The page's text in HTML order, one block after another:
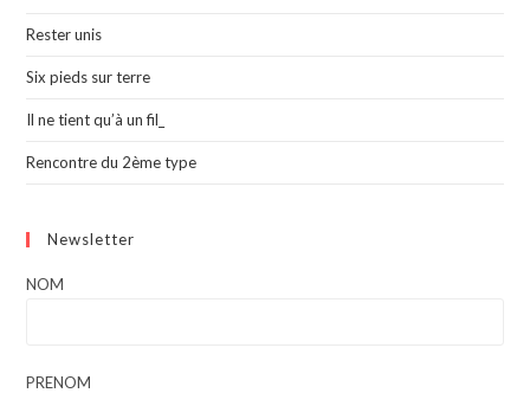
Rester unis
Six pieds sur terre
Il ne tient qu’à un fil_
Rencontre du 2ème type
Newsletter
NOM
PRENOM